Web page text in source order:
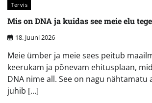
Tervis
Mis on DNA ja kuidas see meie elu
18. Juuni 2026
Meie ümber ja meie sees peitub
keerukam ja põnevam ehitusplaan,
DNA nime all. See on nagu nähtamatu
juhib […]